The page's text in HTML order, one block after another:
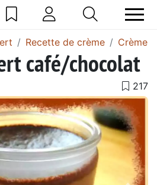
Recette de crème Crème
café/chocolat